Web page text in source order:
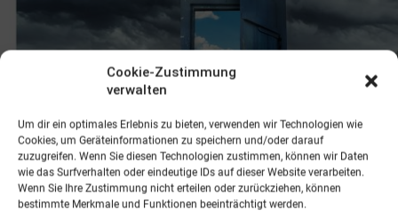
Cookie-Zustimmung
verwalten
Um dir ein optimales Erlebnis zu bieten, verwenden wir Technologien wie
Cookies, um Geräteinformationen zu speichern und/oder darauf
zuzugreifen. Wenn Sie diesen Technologien zustimmen, können wir Daten
wie das Surfverhalten oder eindeutige IDs auf dieser Website verarbeiten.
Wenn Sie Ihre Zustimmung nicht erteilen oder zurückziehen, können
bestimmte Merkmale und Funktionen beeinträchtigt werden.
FINANZEN